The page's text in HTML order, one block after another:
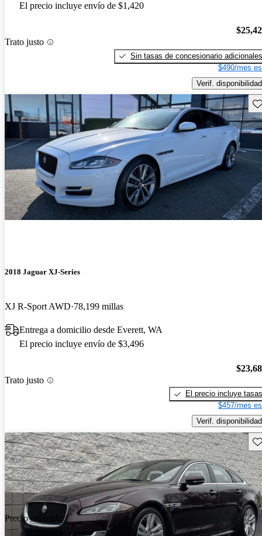
El precio incluye envío de $1,420
Trato justo
Sin tasas de concesionario adicionales
$490/mes
Verif. disponibilidad
2018 Jaguar XJ-Series
XJ R-Sport AWD 78,199 millas
Entrega a domicilio desde Everett, WA
El precio incluye envío de $3,496
Trato justo
El precio incluye tasas
$457/mes
Verif. disponibilidad
Precio reducido